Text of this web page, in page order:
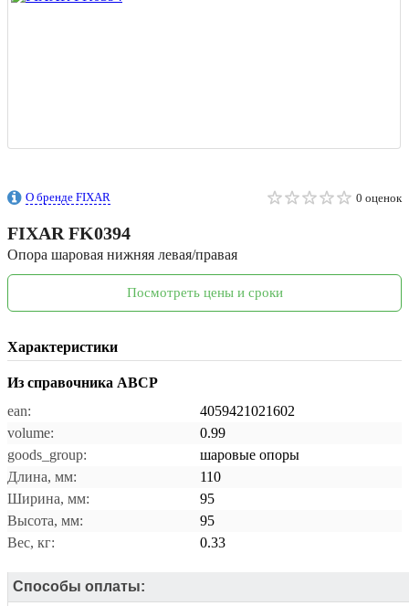
О бренде FIXAR 0 оценок
FIXAR FK0394
Опора шаровая нижняя левая/правая
Посмотреть цены и сроки
Характеристики
Из справочника ABCP
ean:
4059421021602
volume:
0.99
goods_group:
шаровые опоры
Длина, мм:
110
Ширина, мм:
95
Высота, мм:
95
Вес, кг:
0.33
Способы оплаты: